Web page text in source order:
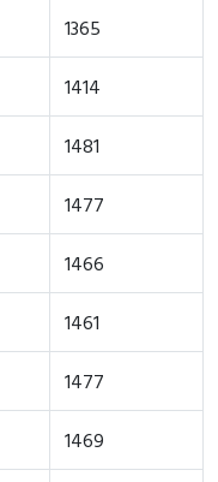
1365
1414
1481
1477
1466
1461
1477
1469